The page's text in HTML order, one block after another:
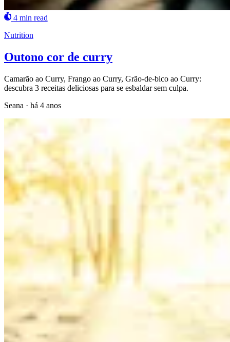
4 min read
Nutrition
Outono cor de curry
Camarão ao Curry, Frango ao Curry, Grão-de-bico ao Curry:
descubra 3 receitas deliciosas para se esbaldar sem culpa.
Seana · há 4 anos